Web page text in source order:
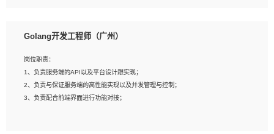
2、熟悉PostgreSQL、redis、MongoDB、ElasticSearch等开源数据库运维管理，
4、熟悉Hadoop、HBASE、Spark等大数据平台优先。
5、熟悉linux或任意一种unix操作系统，如有较强操作系统侧工作经验者优先。
6、具备丰富的项目实施经验，较强的自我学习能力。
Golang开发工程师（广州）
岗位职责：
1、负责服务端的API以及平台设计跟实现；
2、负责与保证服务端的高性能实现以及并发管理与控制；
3、负责配合前端界面进行功能对接；